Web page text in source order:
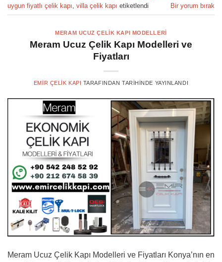
uygun fiyatlı çelik kapı villa çelik kapı etiketlendi Bir yorum bırak
MERAM UCUZ ÇELIK KAPI MODELLERI
Meram Ucuz Çelik Kapı Modelleri ve
Fiyatları
EMIR ÇELIK KAPI TARAFINDAN TARIHINDE YAYINLANDI
Meram Ucuz Çelik Kapı Modelleri ve Fiyatları Konya’nın en